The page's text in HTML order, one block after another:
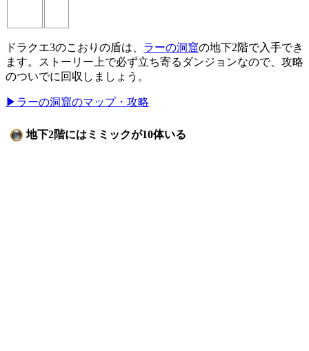
ドラクエ3のこおりの盾は、 ラーの洞窟の地下2階で入手でき
ます。ストーリー上で必ず立ち寄るダンジョンなので、攻略
のついでに回収しましょう。
▶ラーの洞窟のマップ・攻略
地下2階にはミミックが10体いる